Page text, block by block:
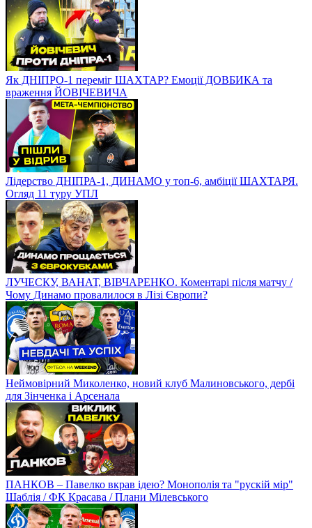
Як ДНІПРО-1 переміг ШАХТАР? Емоції ДОВБИКА та
враження ЙОВІЧЕВИЧА
Лідерство ДНІПРА-1, ДИНАМО у топ-6, амбіції ШАХТАРЯ.
Огляд 11 туру УПЛ
ЛУЧЕСКУ, ВАНАТ, ВІВЧАРЕНКО. Коментарі після матчу /
Чому Динамо провалилося в Лізі Європи?
Неймовірний Миколенко, новий клуб Малиновського, дербі
для Зінченка і Арсенала
ПАНКОВ – Павелко вкрав ідею? Монополія та "рускій мір"
Шаблія / ФК Красава / Плани Мілевського